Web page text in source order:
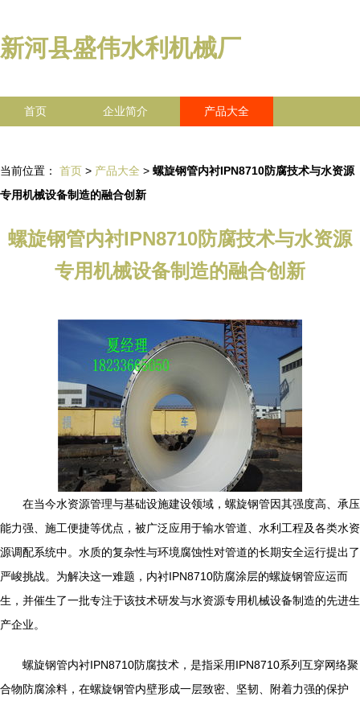
新河县盛伟水利机械厂
首页 企业简介 产品大全
当前位置： 首页 > 产品大全 > 螺旋钢管内衬IPN8710防腐技术与水资源
专用机械设备制造的融合创新
螺旋钢管内衬IPN8710防腐技术与水资源
专用机械设备制造的融合创新
在当今水资源管理与基础设施建设领域，螺旋钢管因其强度高、承压
能力强、施工便捷等优点，被广泛应用于输水管道、水利工程及各类水资
源调配系统中。水质的复杂性与环境腐蚀性对管道的长期安全运行提出了
严峻挑战。为解决这一难题，内衬IPN8710防腐涂层的螺旋钢管应运而
生，并催生了一批专注于该技术研发与水资源专用机械设备制造的先进生
产企业。
螺旋钢管内衬IPN8710防腐技术，是指采用IPN8710系列互穿网络聚
合物防腐涂料，在螺旋钢管内壁形成一层致密、坚韧、附着力强的保护